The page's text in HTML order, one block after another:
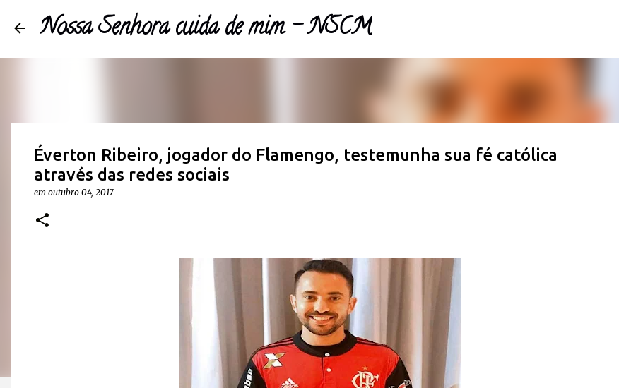
Nossa Senhora cuida de mim - NSCM
Éverton Ribeiro, jogador do Flamengo, testemunha sua fé católica
através das redes sociais
em outubro 04, 2017